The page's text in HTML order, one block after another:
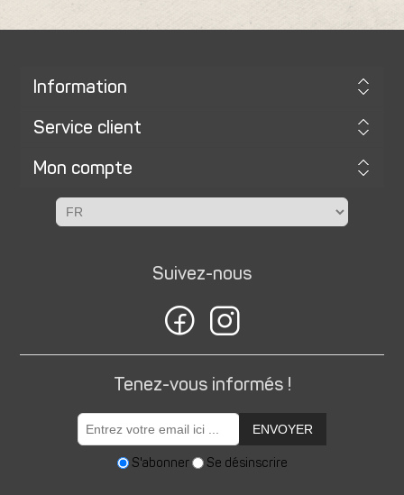
Information
Service client
Mon compte
Suivez-nous
Tenez-vous informés !
ENVOYER
S'abonner Se désinscrire